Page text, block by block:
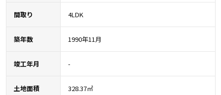
間取り 4LDK
築年数 1990年11月
竣工年月 -
土地面積 328.37㎡